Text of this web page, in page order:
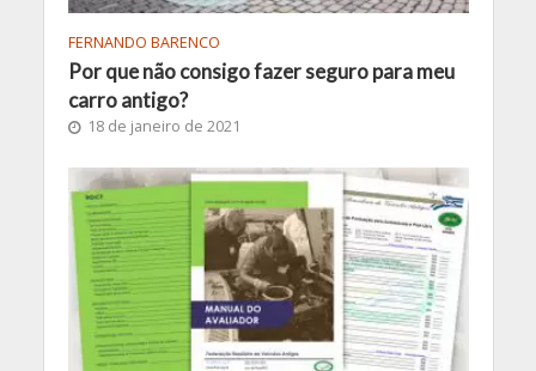
FERNANDO BARENCO
Por que não consigo fazer seguro para meu
carro antigo?
18 de janeiro de 2021